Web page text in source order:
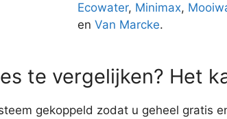
Ecowater, Minimax,
enVan Marcke.
te vergelijken? Het
gekoppeld zodat u geheel gratis